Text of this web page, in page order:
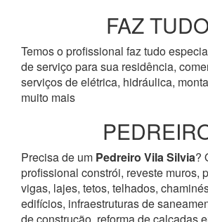
FAZ
Temos o profissional faz tudo
de serviço para sua residência,
serviços de elétrica, hidráulica,
muito mais
Precisa de um Pedreiro Vila Silvia?
profissional constrói, reveste muros,
vigas, lajes, tetos, telhados,
edifícios, infraestruturas de